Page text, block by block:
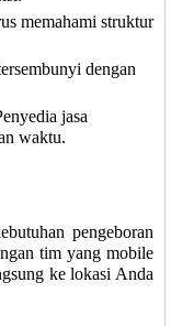
memahami struktur
dengan
jasa
waktu.
pengeboran
tim yang mobile
ke lokasi Anda